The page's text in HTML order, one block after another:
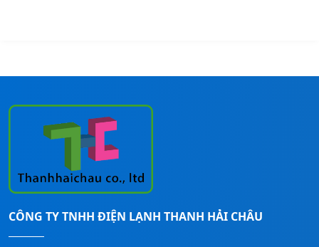
CÔNG TY TNHH ĐIỆN LẠNH THANH HẢI CHÂU